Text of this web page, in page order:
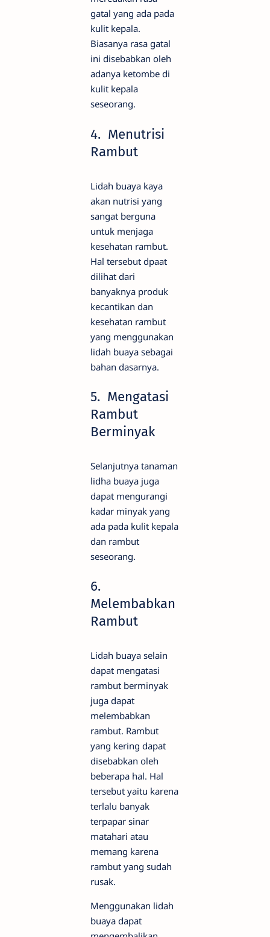
gatal yang ada pada
kulit kepala.
Biasanya rasa gatal
ini disebabkan oleh
adanya ketombe di
kulit kepala
seseorang.
4. Menutrisi
Rambut
Lidah buaya kaya
akan nutrisi yang
sangat berguna
untuk menjaga
kesehatan rambut.
Hal tersebut dpaat
dilihat dari
banyaknya produk
kecantikan dan
kesehatan rambut
yang menggunakan
lidah buaya sebagai
bahan dasarnya.
5. Mengatasi
Rambut
Berminyak
Selanjutnya tanaman
lidha buaya juga
dapat mengurangi
kadar minyak yang
ada pada kulit kepala
dan rambut
seseorang.
6.
Melembabkan
Rambut
Lidah buaya selain
dapat mengatasi
rambut berminyak
juga dapat
melembabkan
rambut. Rambut
yang kering dapat
disebabkan oleh
beberapa hal. Hal
tersebut yaitu karena
terlalu banyak
terpapar sinar
matahari atau
memang karena
rambut yang sudah
rusak.
Menggunakan lidah
buaya dapat